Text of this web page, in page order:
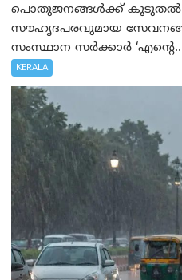
പൊതുജനങ്ങൾക്ക് കൂടുതൽ
സൗഹൃദപരവുമായ
സംസ്ഥാന സർക്കാർ
KERALA